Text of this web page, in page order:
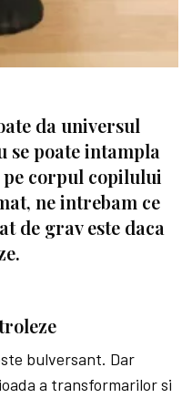
da universul
se poate intampla
corpul copilului
ne intrebam ce
de grav este daca
bulversant. Dar
a transformarilor si